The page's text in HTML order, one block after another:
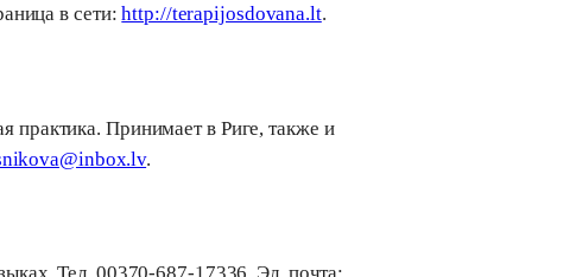
в сети:http://terapijosdovana.lt.
практика. Принимает в Риге, также и
.